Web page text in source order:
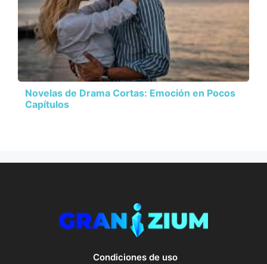
Novelas de Drama Cortas: Emoción en Pocos
Capítulos
Condiciones de uso